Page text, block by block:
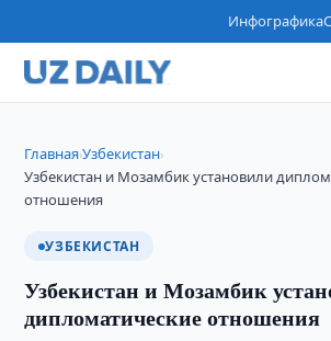
Инфографика
Главная›Узбекистан›
Узбекистан и Мозамбик установили
отношения
УЗБЕКИСТАН
Узбекистан и Мозамбик
дипломатические отношения